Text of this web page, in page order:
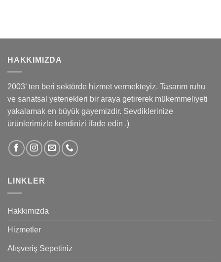
HAKKIMIZDA
2003’ ten beri sektörde hizmet vermekteyiz. Tasarım ruhu
ve sanatsal yetenekleri bir araya getirerek mükemmeliyeti
yakalamak en büyük gayemizdir. Sevdiklerinize
ürünlerimizle kendinizi ifade edin .)
LINKLER
Hakkımızda
Hizmetler
Alışveriş Sepetiniz